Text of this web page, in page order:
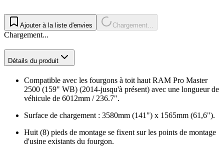
Ajouter à la liste d'envies Chargement...
Chargement...
Détails du produit
Compatible avec les fourgons à toit haut RAM Pro Master
2500 (159" WB) (2014-jusqu'à présent) avec une longueur de
véhicule de 6012mm / 236.7".
Surface de chargement : 3580mm (141") x 1565mm (61,6").
Huit (8) pieds de montage se fixent sur les points de montage
d'usine existants du fourgon.